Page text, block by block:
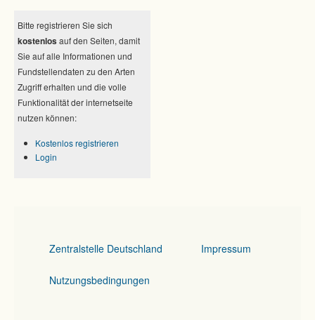
Bitte registrieren Sie sich
kostenlos auf den Seiten, damit
Sie auf alle Informationen und
Fundstellendaten zu den Arten
Zugriff erhalten und die volle
Funktionalität der internetseite
nutzen können:
Kostenlos registrieren
Login
Zentralstelle Deutschland Impressum
Nutzungsbedingungen